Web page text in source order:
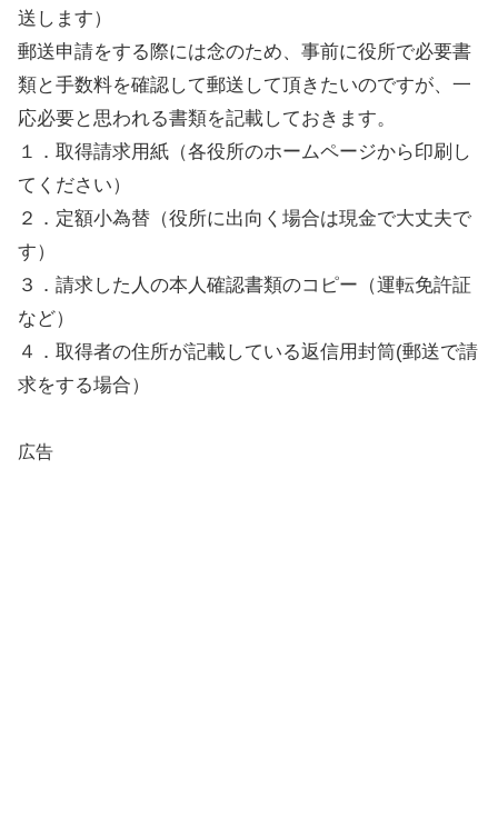
送します）
郵送申請をする際には念のため、事前に役所で必要書
類と手数料を確認して郵送して頂きたいのですが、一
応必要と思われる書類を記載しておきます。
１．取得請求用紙（各役所のホームページから印刷し
てください）
２．定額小為替（役所に出向く場合は現金で大丈夫で
す）
３．請求した人の本人確認書類のコピー（運転免許証
など）
４．取得者の住所が記載している返信用封筒(郵送で請
求をする場合）
広告